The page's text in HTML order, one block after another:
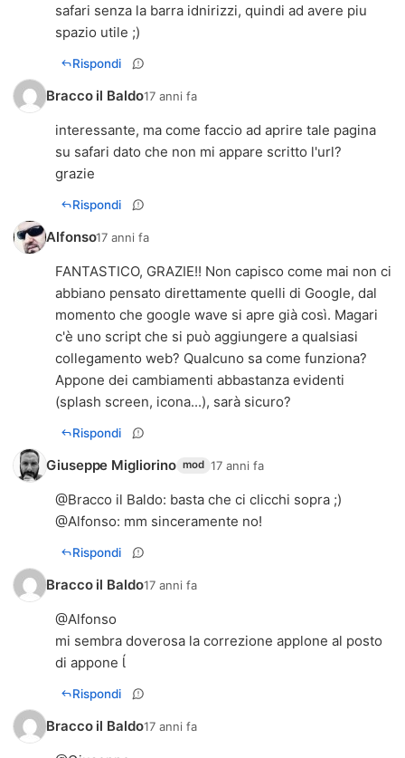
safari senza la barra idnirizzi, quindi ad avere piu
spazio utile ;)
Rispondi
Bracco il Baldo17 anni fa
interessante, ma come faccio ad aprire tale pagina
su safari dato che non mi appare scritto l'url?
grazie
Rispondi
Alfonso17 anni fa
FANTASTICO, GRAZIE!! Non capisco come mai non ci
abbiano pensato direttamente quelli di Google, dal
momento che google wave si apre già così. Magari
c'è uno script che si può aggiungere a qualsiasi
collegamento web? Qualcuno sa come funziona?
Appone dei cambiamenti abbastanza evidenti
(splash screen, icona...), sarà sicuro?
Rispondi
Giuseppe Migliorino mod 17 anni fa
@Bracco il Baldo: basta che ci clicchi sopra ;)
@Alfonso: mm sinceramente no!
Rispondi
Bracco il Baldo17 anni fa
@Alfonso
mi sembra doverosa la correzione applone al posto
di appone 
Rispondi
Bracco il Baldo17 anni fa